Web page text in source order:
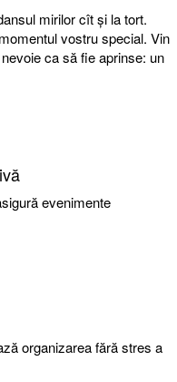
mirilor cît și la tort.
vostru special. Vin
ca să fie aprinse: un
evenimente
organizarea fără stres a